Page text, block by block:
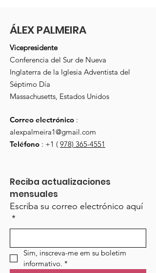
ÁLEX PALMEIRA
Vicepresidente
Conferencia del Sur de Nueva
Inglaterra de la Iglesia Adventista del
Séptimo Día
Massachusetts, Estados Unidos
Correo electrónico :
alexpalmeira1@gmail.com
Teléfono : +1 ( 978) 365-4551
Reciba actualizaciones
mensuales
Escriba su correo electrónico aquí
*
Sim, inscreva-me em su boletim
informativo. *